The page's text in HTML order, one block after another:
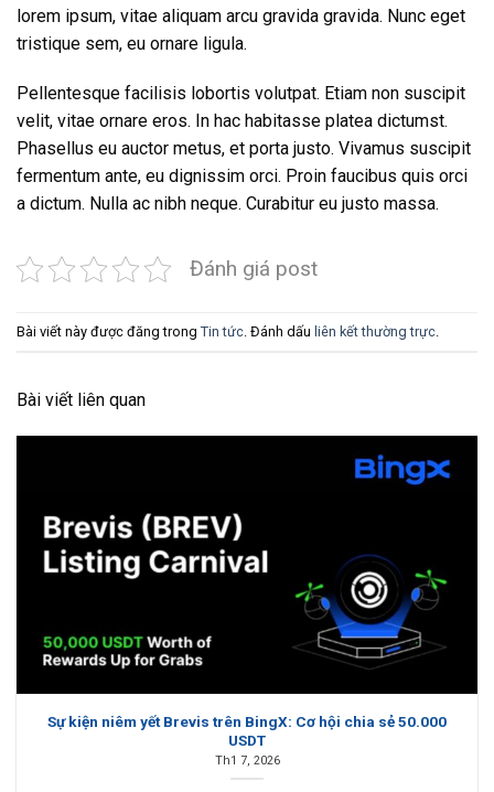
lorem ipsum, vitae aliquam arcu gravida gravida. Nunc eget
tristique sem, eu ornare ligula.
Pellentesque facilisis lobortis volutpat. Etiam non suscipit
velit, vitae ornare eros. In hac habitasse platea dictumst.
Phasellus eu auctor metus, et porta justo. Vivamus suscipit
fermentum ante, eu dignissim orci. Proin faucibus quis orci
a dictum. Nulla ac nibh neque. Curabitur eu justo massa.
Đánh giá post
Bài viết này được đăng trong Tin tức . Đánh dấu liên kết thường trực
Bài viết liên quan
Sự kiện niêm yết Brevis trên BingX: Cơ hội chia sẻ 50.000
USDT
Th1 7, 2026